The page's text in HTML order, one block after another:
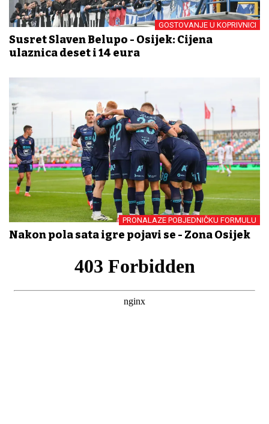
GOSTOVANJE U KOPRIVNICI
Susret Slaven Belupo - Osijek: Cijena
ulaznica deset i 14 eura
PRONALAZE POBJEDNIČKU FORMULU
Nakon pola sata igre pojavi se - Zona Osijek